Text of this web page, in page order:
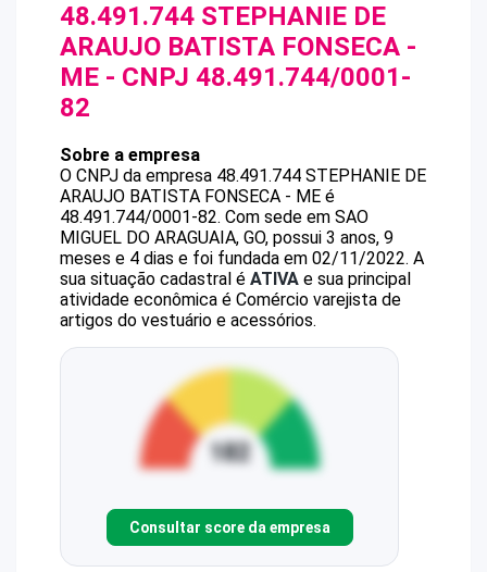
48.491.744 STEPHANIE DE
ARAUJO BATISTA FONSECA -
ME - CNPJ 48.491.744/0001-
82
Sobre a empresa
O CNPJ da empresa 48.491.744 STEPHANIE DE
ARAUJO BATISTA FONSECA - ME é
48.491.744/0001-82. Com sede em SAO
MIGUEL DO ARAGUAIA, GO, possui 3 anos, 9
meses e 4 dias e foi fundada em 02/11/2022. A
sua situação cadastral é ATIVA e sua principal
atividade econômica é Comércio varejista de
artigos do vestuário e acessórios.
Consultar score da empresa